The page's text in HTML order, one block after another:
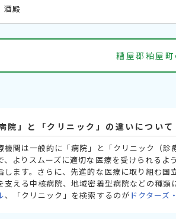
酒殿
糟屋郡粕屋
病院」と「クリニック」の違いについて
機関は一般的に「病院」と「クリニック（
、よりスムーズに適切な医療を受けられる
します。さらに、先進的な医療に取り組む
支える中核病院、地域密着型病院などの種
、「クリニック」を検索するのが ドクターズ